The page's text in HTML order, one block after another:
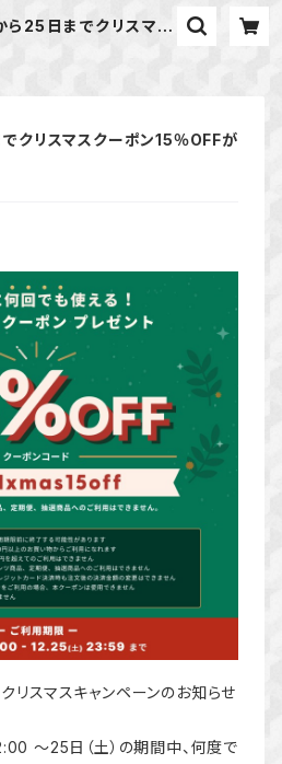
ら25日までクリスマス
サリー
クリスマスクーポン15％OFFが
リスマスキャンペーンのお知らせ
～25日（土）の期間中、何度で